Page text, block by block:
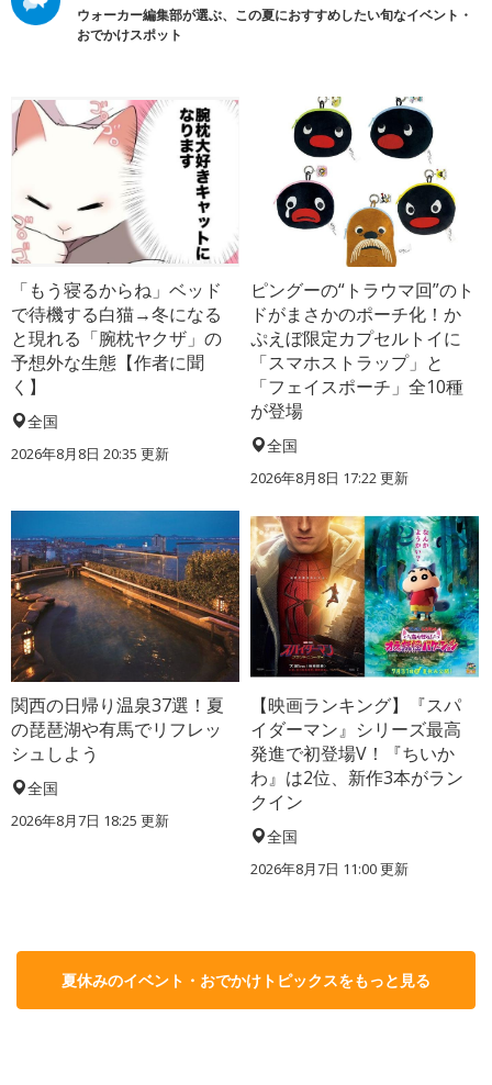
ウォーカー編集部が選ぶ、この夏におすすめしたい旬なイベント・
おでかけスポット
「もう寝るからね」ベッド
で待機する白猫→冬になる
と現れる「腕枕ヤクザ」の
予想外な生態【作者に聞
く】
全国
2026年8月8日 20:35 更新
ピングーの“トラウマ回”のト
ドがまさかのポーチ化！か
ぷえぼ限定カプセルトイに
「スマホストラップ」と
「フェイスポーチ」全10種
が登場
全国
2026年8月8日 17:22更新
関西の日帰り温泉37選！夏
の琵琶湖や有馬でリフレッ
シュしよう
全国
2026年8月7日 18:25 更新
【映画ランキング】『スパ
イダーマン』シリーズ最高
発進で初登場V！『ちいか
わ』は2位、新作3本がラン
クイン
全国
2026年8月7日 11:00更新
夏休みのイベント・おでかけトピックスをもっと見る